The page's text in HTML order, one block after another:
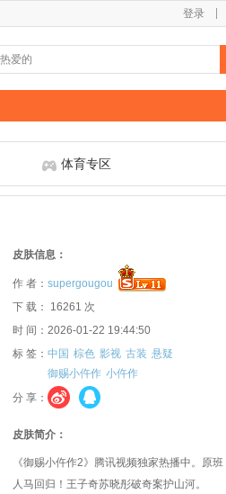
登录
体育专区
皮肤信息：
作 者： supergougou
下 载： 16261 次
时 间：2026-01-22 19:44:50
标 签： 中国 棕色 影视 古装 悬疑
御赐小仵作 小仵作
分 享：
皮肤简介：
《御赐小仵作2》腾讯视频独家热播中。原班
人马回归！王子奇苏晓彤破奇案护山河。